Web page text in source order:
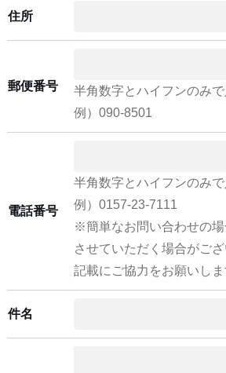
住所
郵便番号
半角数字とハイフンのみで
例）090-8501
電話番号
半角数字とハイフンのみで
例）0157-23-7111
※簡単なお問い合わせの
させていただく場合がご
記載にご協力をお願いしま
件名